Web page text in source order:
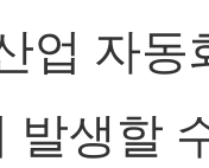
업 자동
발생할